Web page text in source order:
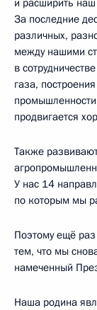
За последние
различных,
между нашими
в
газа,
продвигается
Также
У нас 14
по которым мы
Поэтому ещё
тем, что мы
намеченный
Наша родина